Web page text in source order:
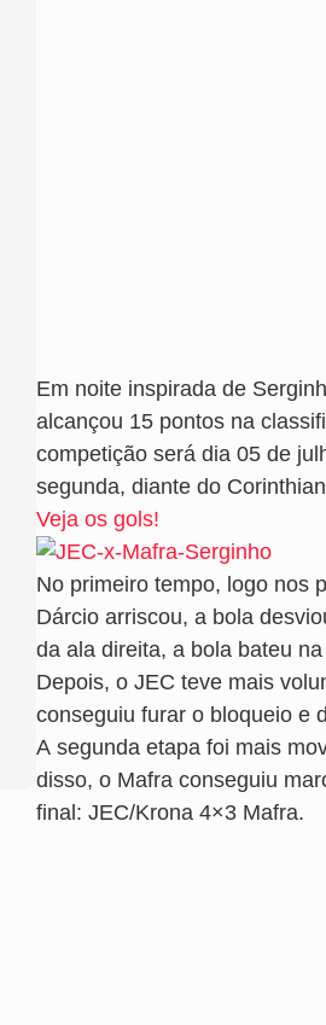
Em noite inspirada de
alcançou 15 pontos na
competição será dia 05 de
segunda, diante do
Veja os gols!
No primeiro tempo, logo nos
Dárcio arriscou, a bola
da ala direita, a bola bateu
Depois, o JEC teve mais
conseguiu furar o bloqueio e
A segunda etapa foi mais
disso, o Mafra conseguiu
final: JEC/Krona 4×3 Mafra.